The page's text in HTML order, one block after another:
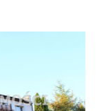
Dzialki